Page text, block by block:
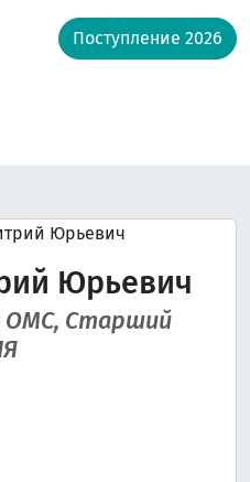
Поступление 2026
Юрьевич
ОМС, Старший